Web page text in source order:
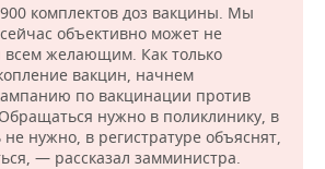
комплектов доз вакцины. Мы
объективно может не
всем желающим. Как только
вакцин, начнем
по вакцинации против
нужно в поликлинику, в
не нужно, в регистратуре объяснят,
— рассказал замминистра.